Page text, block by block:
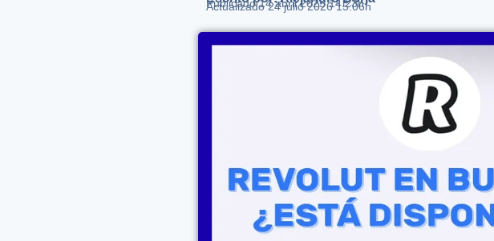
Publicado 14 abril 2025 14:23h
Actualizado 24 julio 2026 15:06h